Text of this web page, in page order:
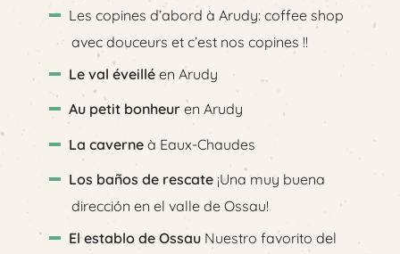
Les copines d’abord à Arudy: coffee shop
avec douceurs et c’est nos copines !!
Le val éveilléen Arudy
Au petit bonheuren Arudy
La caverneà Eaux-Chaudes
Los baños de rescate¡Una muy buena
dirección en el valle de Ossau!
El establo de OssauNuestro favorito del